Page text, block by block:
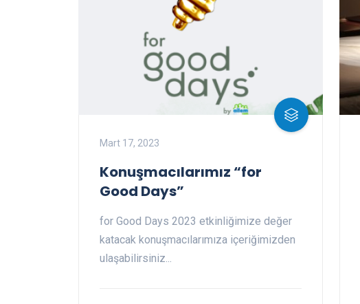
Mart 17, 2023
Konuşmacılarımız “for
Good Days”
for Good Days 2023 etkinliğimize değer
katacak konuşmacılarımıza içeriğimizden
ulaşabilirsiniz...